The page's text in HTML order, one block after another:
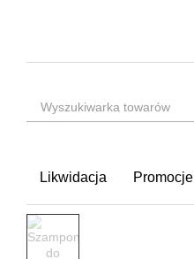
Likwidacja Promocje